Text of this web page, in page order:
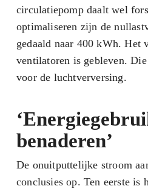
circulatiepomp daalt wel
optimaliseren zijn de
gedaald naar 400 kWh. Het
ventilatoren is gebleven.
voor de luchtverversing.
benaderen’
De onuitputtelijke stroom
conclusies op. Ten eerste is